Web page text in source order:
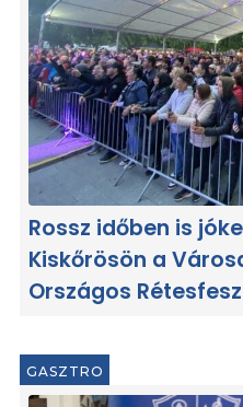
Rossz időben is
Kiskőrösön a
Országos
GASZTRO